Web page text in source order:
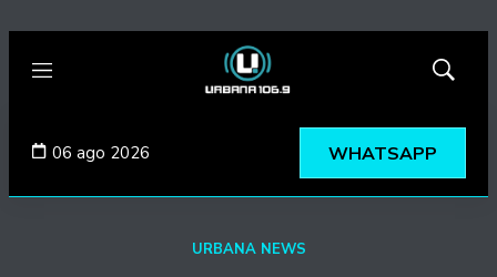
Menú
Mostrar
06 ago 2026 WHATSAPP
URBANA NEWS